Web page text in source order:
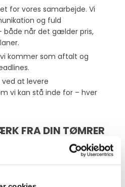
for vores samarbejde. Vi
og fuld
både når det gælder pris,
kommer som aftalt og
ved at levere
vi kan stå inde for – hver
FRA DIN TØMRER
gennem hele forløbet.
med dig – fra idé og
ved, hvor vi er i processen.